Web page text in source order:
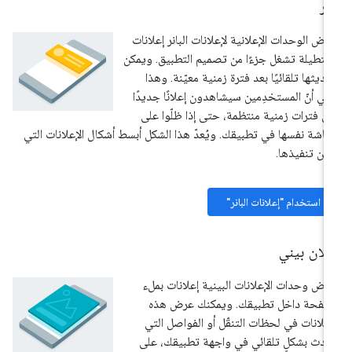
الوحدات الإعلانية لإعلانات البانر إعلانات
تشغل جزءًا من تصميم التطبيق. ويمكن
تلقائيًا بعد فترة زمنية معيّنة. وهذا
أنّ المستخدِمين سيشاهدون إعلانًا جديدًا
فترات زمنية منتظمة، حتى إذا ظلّوا على
نفسها في تطبيقك. ويُعدّ هذا الشكل أبسط أشكال الإعلانات التي
تنفيذها.
استخدام "إعلانات البانر"
بيني
وحدات الإعلانات البينية إعلانات بملء
داخل تطبيقك. ويمكنك عرض هذه
في لحظات التنقّل أو الفواصل التي
بشكلٍ تلقائي في واجهة تطبيقك، على